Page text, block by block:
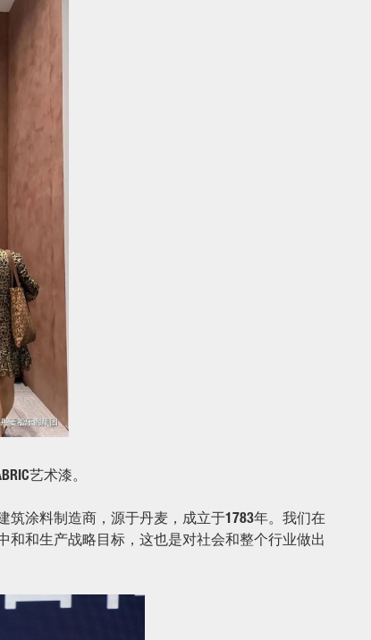
艺术漆。
涂料制造商，源于丹麦，成立于1783年。我们在
和和生产战略目标，这也是对社会和整个行业做出